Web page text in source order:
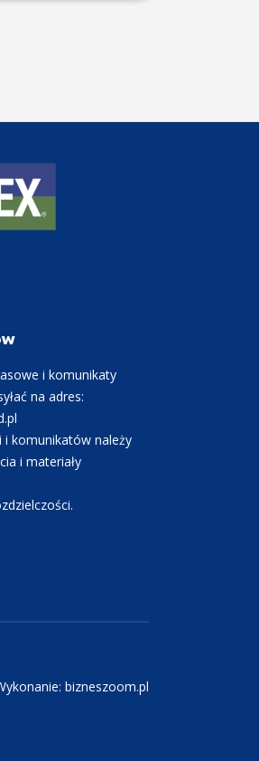
i komunikaty
na adres:
komunikatów należy
i materiały
bizneszoom.pl